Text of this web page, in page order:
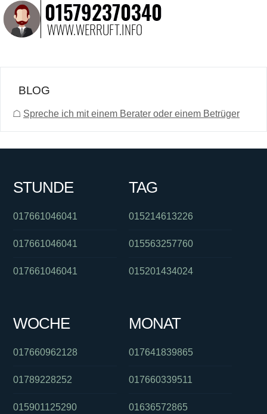
BLOG
☖ Spreche ich mit einem Berater oder einem Betrüger
STUNDE
017661046041
017661046041
017661046041
TAG
015214613226
015563257760
015201434024
WOCHE
017660962128
01789228252
015901125290
MONAT
017641839865
017660339511
01636572865